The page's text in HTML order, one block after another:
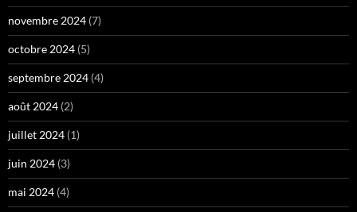
novembre 2024 (7)
octobre 2024 (5)
septembre 2024 (4)
août 2024 (2)
juillet 2024 (1)
juin 2024 (3)
mai 2024 (4)